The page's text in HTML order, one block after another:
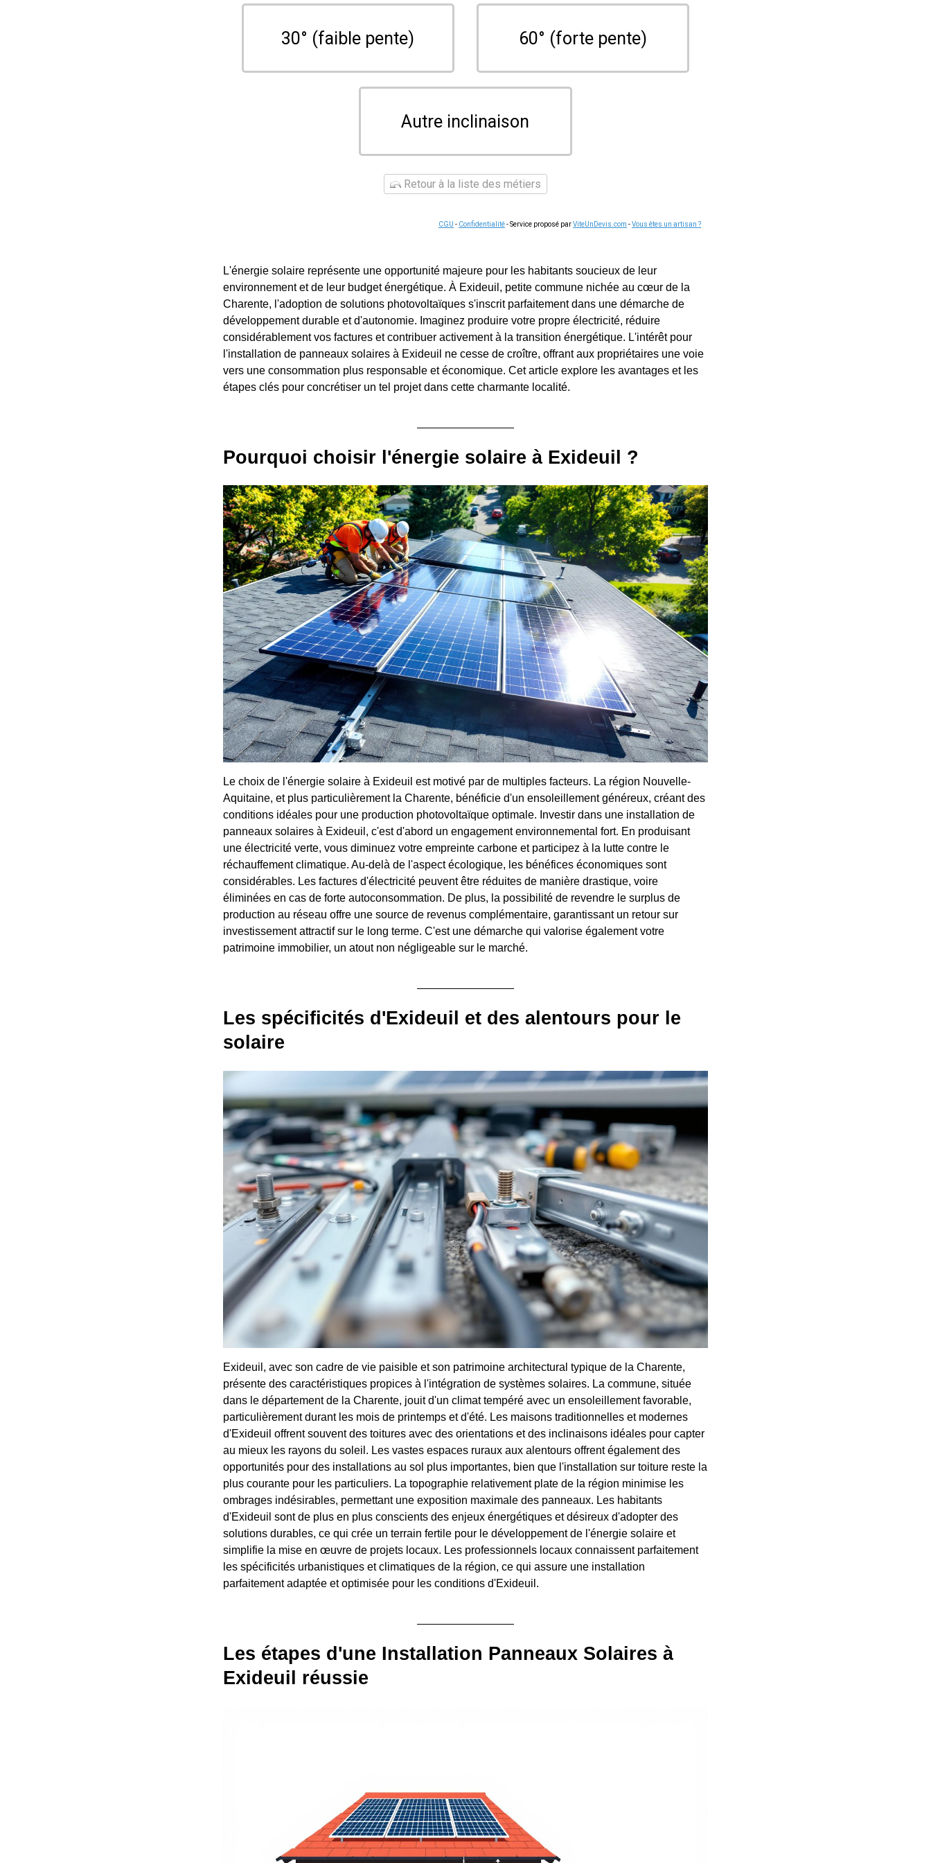
30° (faible pente) 60° (forte pente)
Autre inclinaison
Retour à la liste des métiers
CGU - Confidentialité- Service proposé parViteUnDevis.com -Vous êtes un artisan ?
L'énergie solaire représente une opportunité majeure pour les habitants soucieux de leur
environnement et de leur budget énergétique. À Exideuil, petite commune nichée au cœur de la
Charente, l'adoption de solutions photovoltaïques s'inscrit parfaitement dans une démarche de
développement durable et d'autonomie. Imaginez produire votre propre électricité, réduire
considérablement vos factures et contribuer activement à la transition énergétique. L'intérêt pour
l'installation de panneaux solaires à Exideuil ne cesse de croître, offrant aux propriétaires une voie
vers une consommation plus responsable et économique. Cet article explore les avantages et les
étapes clés pour concrétiser un tel projet dans cette charmante localité.
Pourquoi choisir l'énergie solaire à Exideuil ?
Le choix de l'énergie solaire à Exideuil est motivé par de multiples facteurs. La région Nouvelle-
Aquitaine, et plus particulièrement la Charente, bénéficie d'un ensoleillement généreux, créant des
conditions idéales pour une production photovoltaïque optimale. Investir dans une installation de
panneaux solaires à Exideuil, c'est d'abord un engagement environnemental fort. En produisant
une électricité verte, vous diminuez votre empreinte carbone et participez à la lutte contre le
réchauffement climatique. Au-delà de l'aspect écologique, les bénéfices économiques sont
considérables. Les factures d'électricité peuvent être réduites de manière drastique, voire
éliminées en cas de forte autoconsommation. De plus, la possibilité de revendre le surplus de
production au réseau offre une source de revenus complémentaire, garantissant un retour sur
investissement attractif sur le long terme. C'est une démarche qui valorise également votre
patrimoine immobilier, un atout non négligeable sur le marché.
Les spécificités d'Exideuil et des alentours pour le
solaire
Exideuil, avec son cadre de vie paisible et son patrimoine architectural typique de la Charente,
présente des caractéristiques propices à l'intégration de systèmes solaires. La commune, située
dans le département de la Charente, jouit d'un climat tempéré avec un ensoleillement favorable,
particulièrement durant les mois de printemps et d'été. Les maisons traditionnelles et modernes
d'Exideuil offrent souvent des toitures avec des orientations et des inclinaisons idéales pour capter
au mieux les rayons du soleil. Les vastes espaces ruraux aux alentours offrent également des
opportunités pour des installations au sol plus importantes, bien que l'installation sur toiture reste la
plus courante pour les particuliers. La topographie relativement plate de la région minimise les
ombrages indésirables, permettant une exposition maximale des panneaux. Les habitants
d'Exideuil sont de plus en plus conscients des enjeux énergétiques et désireux d'adopter des
solutions durables, ce qui crée un terrain fertile pour le développement de l'énergie solaire et
simplifie la mise en œuvre de projets locaux. Les professionnels locaux connaissent parfaitement
les spécificités urbanistiques et climatiques de la région, ce qui assure une installation
parfaitement adaptée et optimisée pour les conditions d'Exideuil.
Les étapes d'une Installation Panneaux Solaires à
Exideuil réussie